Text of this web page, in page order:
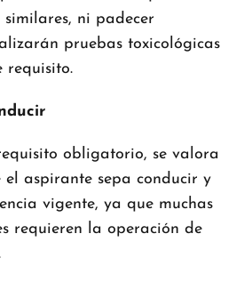
ni padecer
pruebas toxicológicas
requisito.
obligatorio, se valora
el aspirante sepa conducir y
vigente, ya que muchas
requieren la operación de